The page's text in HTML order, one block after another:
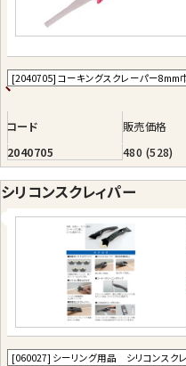
コード 販売価格
2040705
480 (528)
シリコンスクレィパー